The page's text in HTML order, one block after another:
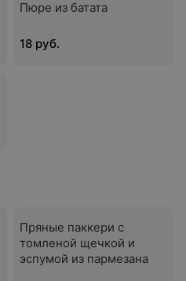
Пюре из батата
18 руб.
Пряные паккери с
томленой щечкой и
эспумой из пармезана